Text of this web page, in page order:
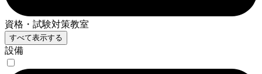
資格・試験対策教室
すべて表示する
設備